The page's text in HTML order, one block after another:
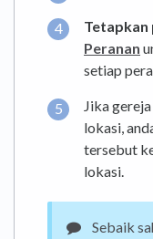
Tetapkan
Peranan
setiap
Jika
lokasi,
tersebut
lokasi.
Sebaik